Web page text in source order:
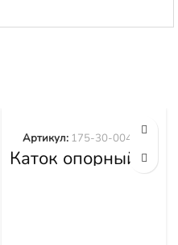
Каток опорный
двубортный 175-
Артикул: 175-30-00498